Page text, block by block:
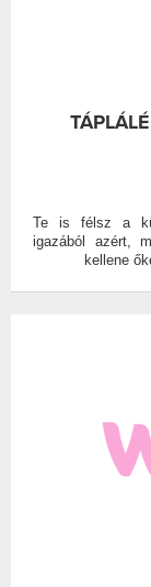
Te is félsz a
igazából azért,
kellene